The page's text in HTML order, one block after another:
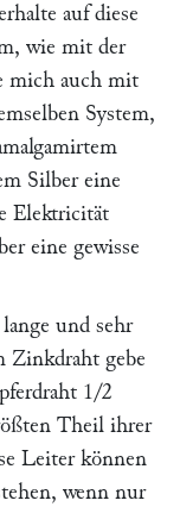
auf diese
wie mit der
mich auch mit
System,
Silber eine
Elektricität
eine gewisse
und sehr
Zinkdraht gebe
1/2
Theil ihrer
Leiter können
wenn nur